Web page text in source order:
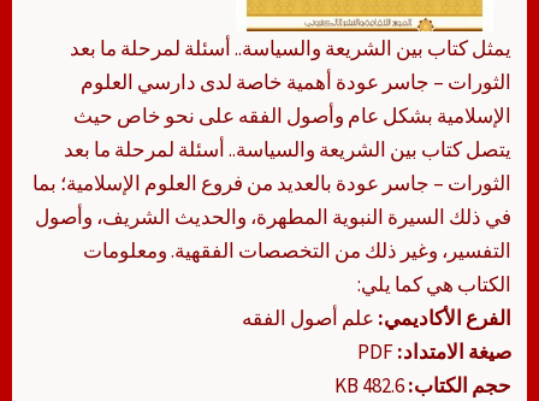
يمثل كتاب بين الشريعة والسياسة.. أسئلة لمرحلة ما بعد
الثورات – جاسر عودة أهمية خاصة لدى دارسي العلوم
الإسلامية بشكل عام وأصول الفقه على نحو خاص حيث
يتصل كتاب بين الشريعة والسياسة.. أسئلة لمرحلة ما بعد
الثورات – جاسر عودة بالعديد من فروع العلوم الإسلامية؛ بما
في ذلك السيرة النبوية المطهرة، والحديث الشريف، وأصول
التفسير، وغير ذلك من التخصصات الفقهية. ومعلومات
الكتاب هي كما يلي:
الفرع الأكاديمي: علم أصول الفقه
صيغة الامتداد:
حجم الكتاب: